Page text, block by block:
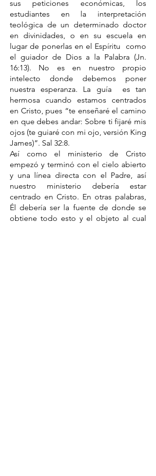
sus peticiones económicas, los
estudiantes en la interpretación
teológica de un determinado doctor
en divinidades, o en su escuela en
lugar de ponerlas en el Espíritu como
el guiador de Dios a la Palabra (Jn.
16:13). No es en nuestro propio
intelecto donde debemos poner
nuestra esperanza. La guía es tan
hermosa cuando estamos centrados
en Cristo, pues “te enseñaré el camino
en que debes andar: Sobre ti fijaré mis
ojos (te guiaré con mi ojo, versión King
James)”. Sal 32:8.
Así como el ministerio de Cristo
empezó y terminó con el cielo abierto
y una línea directa con el Padre, así
nuestro ministerio debería estar
centrado en Cristo. En otras palabras,
Él debería ser la fuente de donde se
obtiene todo esto y el objeto al cual